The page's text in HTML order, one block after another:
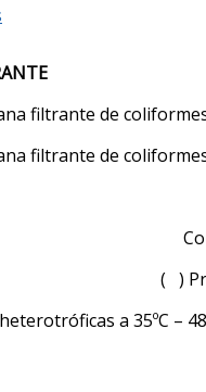
filtrante de
filtrante de
( )
a 35ºC –